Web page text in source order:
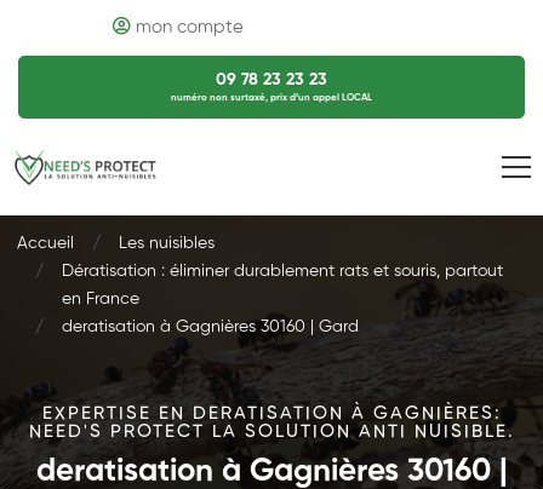
mon compte
09 78 23 23 23
numéro non surtaxé, prix d’un appel LOCAL
Accueil
Les nuisibles
Dératisation : éliminer durablement rats et souris, partout
en France
deratisation à Gagnières 30160 | Gard
EXPERTISE EN DERATISATION À GAGNIÈRES:
NEED'S PROTECT LA SOLUTION ANTI NUISIBLE.
deratisation à Gagnières 30160 |